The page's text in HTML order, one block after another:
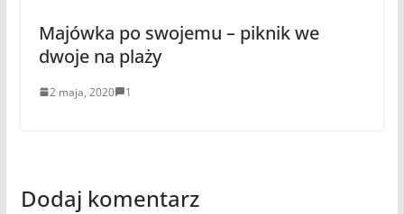
Majówka po swojemu – piknik we
dwoje na plaży
2 maja, 2020 1
Dodaj komentarz